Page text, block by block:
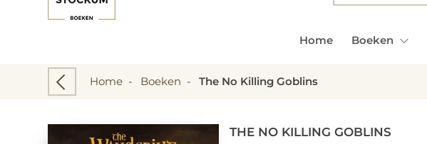
Home Boeken
Home - Boeken - The No Killing Goblins
THE NO KILLING GOBLINS